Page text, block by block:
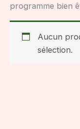
programme bien
Aucun
sélection.